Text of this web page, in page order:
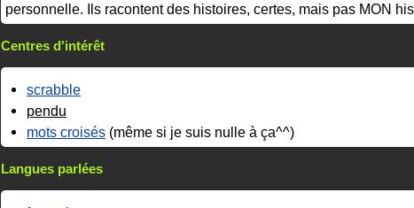
personnelle. Ils racontent des histoires, certes, mais pas MON
Centres d'intérêt
scrabble
pendu
mots croisés (même si je suis nulle à ça^^)
Langues parlées